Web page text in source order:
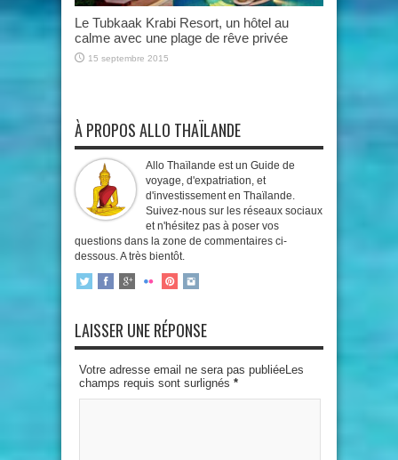
Le Tubkaak Krabi Resort, un hôtel au
calme avec une plage de rêve privée
15 septembre 2015
À PROPOS ALLO THAÏLANDE
Allo Thaïlande est un Guide de
voyage, d'expatriation, et
d'investissement en Thaïlande.
Suivez-nous sur les réseaux sociaux
et n'hésitez pas à poser vos
questions dans la zone de commentaires ci-
dessous. A très bientôt.
LAISSER UNE RÉPONSE
Votre adresse email ne sera pas publiéeLes
champs requis sont surlignés *